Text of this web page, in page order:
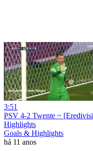
3:51
PSV 4-2 Twente ~
Highlights
Goals & Highlights
há 11 anos